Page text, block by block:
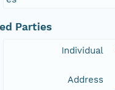
Parties
Individual
Address